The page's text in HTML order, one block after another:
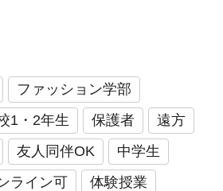
ファッション学部
1・2年生 保護者
遠方
友人同伴OK
中学生
ライン可
体験授業